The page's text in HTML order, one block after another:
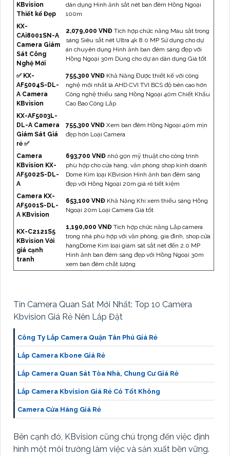
KBvision
Thiết kế Đẹp
dân dụng Hình ảnh sắt nét ban đêm Hồng Ngoại
100m
KX-
CAi8001SN-A
Camera Giám
Sát Công
Nghệ Mới
2,079,000 VNĐ Tích hợp chức năng Màu sắt trong
sáng Siêu sắt nét Ultra 4k 8.0 MP Sử dụng cho dự
án chuyên dụng Hình ảnh ban đêm sáng đẹp với
Hồng Ngoại 30m Dùng cho dự án dân dụng Giá tốt
✅ KX-
AF5004S-DL-
A Camera
KBvision
755,300 VNĐ Khả Năng Được thiết kế với công
nghệ mới nhất là AHD CVI TVI BCS độ bên cao hơn
Công nghệ thiếu sáng Hồng Ngoại 40m Chiết Khấu
Cao Bao Công Lắp
KX-AF5003L-
DL-A Camera
Giám Sát Giá
rẻ ✅
755,300 VNĐ Xem ban đêm Hồng Ngoại 40m mịn
đẹp hơn Loại Camera
Camera
KBvision KX-
AF5002S-DL-
A
693,700 VNĐ nhỏ gọn mỹ thuật cho công trình
phù hợp cho cửa hàng, văn phòng shop kinh doanh
Dome Kim loại KBvision Hình ảnh ban đêm sáng
đẹp với Hồng Ngoại 20m giá rẻ tiết kiệm
Camera KX-
AF5001S-DL-
A KBvision
653,100 VNĐ Khả Năng Khi xem thiếu sáng Hồng
Ngoại 20m Loại Camera Giá tốt
KX-C2121S5
KBvision Với
giá cạnh
tranh
1,190,000 VNĐ Tích hợp chức năng Lắp camera
trong nhà phù hợp với văn phòng, gia đình, shop cửa
hàngDome Kim loại giám sát sắt nét đến 2.0 MP
Hình ảnh ban đêm sáng đẹp với Hồng Ngoại 30m
xem ban đêm chất lượng
Tin Camera Quan Sát Mới Nhất: Top 10 Camera
Kbvision Giá Rẻ Nên Lắp Đặt
Công Ty Lắp Camera Quận Tân Phú Giá Rẻ
Lắp Camera Kbone Giá Rẻ
Lắp Camera Quan Sát Tòa Nhà, Chung Cư Giá Rẻ
Lắp Camera Kbvision Giá Rẻ Có Tốt Không
Camera Cửa Hàng Giá Rẻ
Bên cạnh đó, KBvision cũng chú trọng đến việc định
hình một môi trường làm việc và sản xuất bền vững.